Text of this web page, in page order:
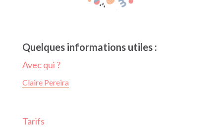
Quelques informations utiles :
Avec qui ?
Claire Pereira
Tarifs